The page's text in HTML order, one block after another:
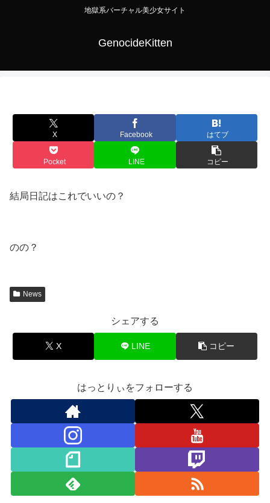
地獄系バーチャル美少女サイト
GenocideKitten
X Facebook はてブ
Pocket LINE コピー
結局日記はこれでいいの？
のの？
News
シェアする
X LINE コピー
はっとりぃをフォローする